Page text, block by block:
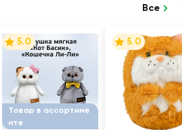
Все
Товар в ассортиме
нте
5.0 5.0